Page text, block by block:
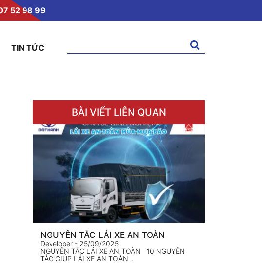
52 98 99
TIN TỨC
kiếm:
BÀI VIẾT LIÊN QUAN
NGUYÊN TẮC LÁI XE AN TOÀN
Developer - 25/09/2025
NGUYÊN TẮC LÁI XE AN TOÀN 10 NGUYÊN
TẮC GIÚP LÁI XE AN TOÀN…